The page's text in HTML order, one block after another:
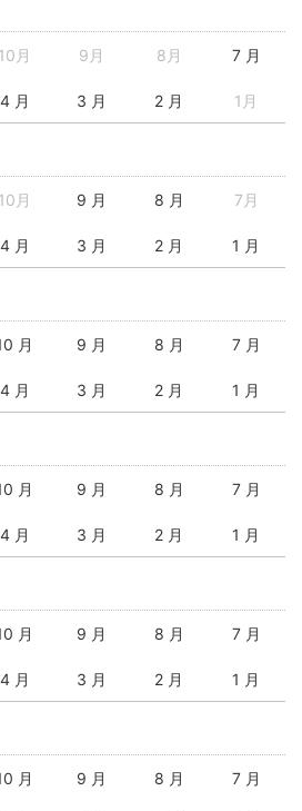
10月 9月 8月 7 月
4 月 3 月 2 月 1月
10月 9 月 8 月 7月
4 月 3 月 2 月 1 月
月 9 月 8 月 7 月
4 月 3 月 2 月 1 月
月 9 月 8 月 7 月
4 月 3 月 2 月 1 月
月 9 月 8 月 7 月
4 月 3 月 2 月 1 月
月 9 月 8 月 7 月